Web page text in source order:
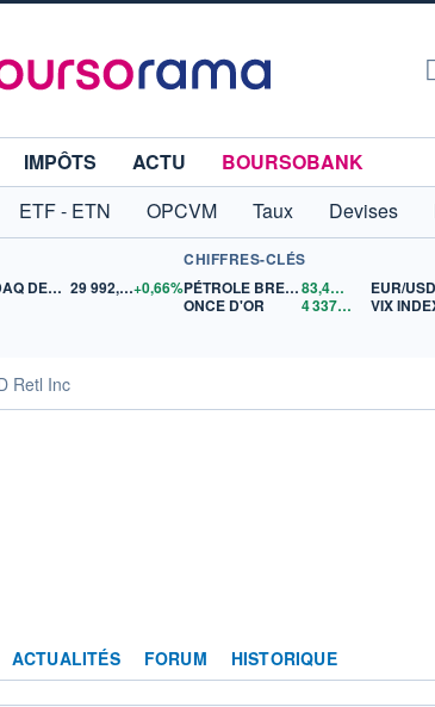
IMPÔTS ACTU
BOURSOBANK
ETF - ETN OPCVM Taux Devises
NASDAQ DEC26 29 992,50+0,66%
CHIFFRES-CLÉS
PÉTROLE BRENT
83,49$US
ONCE D'OR
4 337,23 $US
EUR/USD
VIX
Retl Inc
ACTUALITÉS FORUM HISTORIQUE